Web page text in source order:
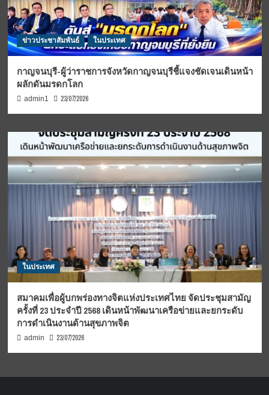
ข่าวประชาสัมพันธ์ ในประเทศ
กาญจนบุรี-ผู้ว่าราชการจังหวัดกาญจนบุรีชี้แจงชัดเจนเดินหน้า
ผลักดันมรดกโลก
admin1 23/07/2026
ในประเทศ
สมาคมเพื่อผู้บกพร่องทางจิตแห่งประเทศไทย จัดประชุมสามัญ
ครั้งที่ 23 ประจำปี 2568 เดินหน้าพัฒนาเครือข่ายและยกระดับ
การดำเนินงานด้านสุขภาพจิต
admin 23/07/2026